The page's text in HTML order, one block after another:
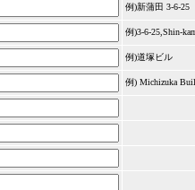
例)新蒲田 3-6-25
例)3-6-25,Shin-
例)道塚ビル
例) Michizuka